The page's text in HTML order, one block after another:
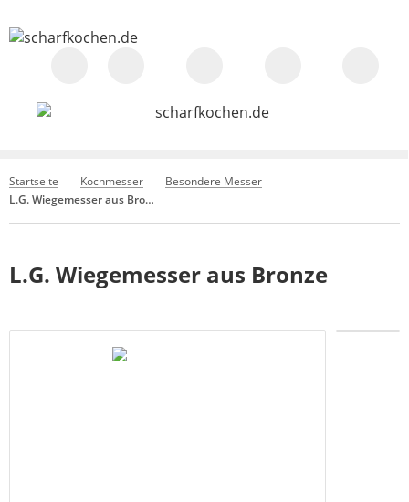
Startseite Kochmesser
Besondere Messer
L.G. Wiegemesser aus Bronze
L.G. Wiegemesser aus Bronze